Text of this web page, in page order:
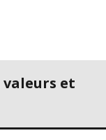
valeurs et